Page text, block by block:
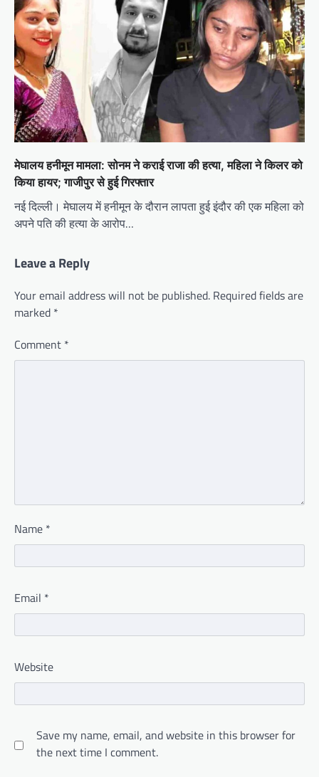
मेघालय हनीमून मामला: सोनम ने कराई राजा की हत्या, महिला ने किलर को
किया हायर; गाजीपुर से हुई गिरफ्तार
नई दिल्ली। मेघालय में हनीमून के दौरान लापता हुई इंदौर की एक महिला को
अपने पति की हत्या के आरोप…
Leave a Reply
Your email address will not be published. Required fields are
marked *
Comment *
Name *
Email *
Website
Save my name, email, and website in this browser for
the next time I comment.